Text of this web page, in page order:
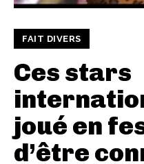
FAIT DIVERS
Ces stars
joué en
d’être